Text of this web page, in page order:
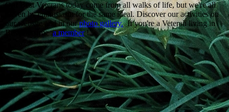
Our Best Veterans today come from all walks of life, but we're all
driven by enthusiasm for the same ideal. Discover our activities on
our website and in ourphoto gallery.If you're a Veteran living in
Best, becomea member!